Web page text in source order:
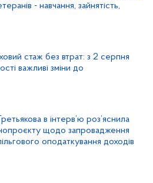
- навчання, зайнятість,
стаж без втрат: з 2 серпня
важливі зміни до
в інтерв’ю роз’яснила
щодо запровадження
оподаткування доходів